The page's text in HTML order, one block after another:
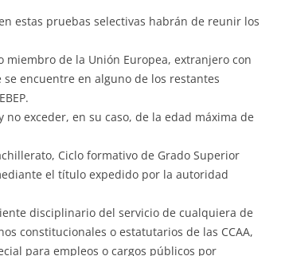
estas pruebas selectivas habrán de reunir los
miembro de la Unión Europea, extranjero con
encuentre en alguno de los restantes
exceder, en su caso, de la edad máxima de
Ciclo formativo de Grado Superior
el título expedido por la autoridad
disciplinario del servicio de cualquiera de
constitucionales o estatutarios de las CCAA,
para empleos o cargos públicos por